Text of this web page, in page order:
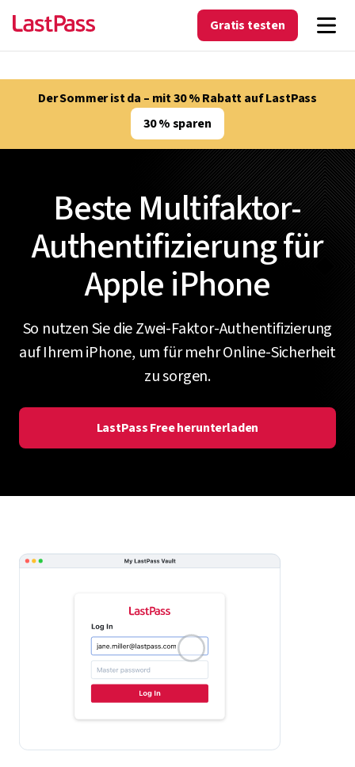
Gratis testen
Der Sommer ist da – mit 30 % Rabatt auf LastPass
30 % sparen
Beste Multifaktor-
Authentifizierung für
Apple iPhone
So nutzen Sie die Zwei-Faktor-Authentifizierung
auf Ihrem iPhone, um für mehr Online-Sicherheit
zu sorgen.
LastPass Free herunterladen